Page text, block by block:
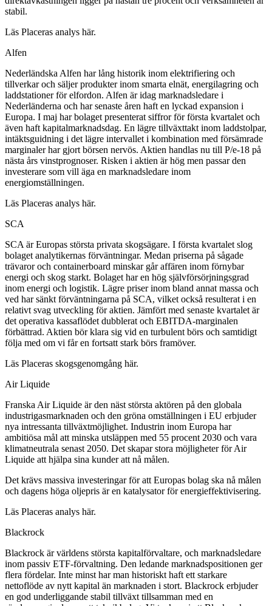
stabil.
Läs Placeras analys här.
Alfen
Nederländska Alfen har lång historik inom elektrifiering och
tillverkar och säljer produkter inom smarta elnät, energilagring och
laddstationer för elfordon. Alfen är idag marknadsledare i
Nederländerna och har senaste åren haft en lyckad expansion i
Europa. I maj har bolaget presenterat siffror för första kvartalet och
även haft kapitalmarknadsdag. En lägre tillväxttakt inom laddstolpar,
intäktsguidning i det lägre intervallet i kombination med försämrade
marginaler har gjort börsen nervös. Aktien handlas nu till P/e-18 på
nästa års vinstprognoser. Risken i aktien är hög men passar den
investerare som vill äga en marknadsledare inom
energiomställningen.
Läs Placeras analys här.
SCA
SCA är Europas största privata skogsägare. I första kvartalet slog
bolaget analytikernas förväntningar. Medan priserna på sågade
trävaror och containerboard minskar går affären inom förnybar
energi och skog starkt. Bolaget har en hög självförsörjningsgrad
inom energi och logistik. Lägre priser inom bland annat massa och
ved har sänkt förväntningarna på SCA, vilket också resulterat i en
relativt svag utveckling för aktien. Jämfört med senaste kvartalet är
det operativa kassaflödet dubblerat och EBITDA-marginalen
förbättrad. Aktien bör klara sig vid en turbulent börs och samtidigt
följa med om vi får en fortsatt stark börs framöver.
Läs Placeras skogsgenomgång här.
Air Liquide
Franska Air Liquide är den näst största aktören på den globala
industrigasmarknaden och den gröna omställningen i EU erbjuder
nya intressanta tillväxtmöjlighet. Industrin inom Europa har
ambitiösa mål att minska utsläppen med 55 procent 2030 och vara
klimatneutrala senast 2050. Det skapar stora möjligheter för Air
Liquide att hjälpa sina kunder att nå målen.
Det krävs massiva investeringar för att Europas bolag ska nå målen
och dagens höga oljepris är en katalysator för energieffektivisering.
Läs Placeras analys här.
Blackrock
Blackrock är världens största kapitalförvaltare, och marknadsledare
inom passiv ETF-förvaltning. Den ledande marknadspositionen ger
flera fördelar. Inte minst har man historiskt haft ett starkare
nettoflöde av nytt kapital än marknaden i stort. Blackrock erbjuder
en god underliggande stabil tillväxt tillsamman med en